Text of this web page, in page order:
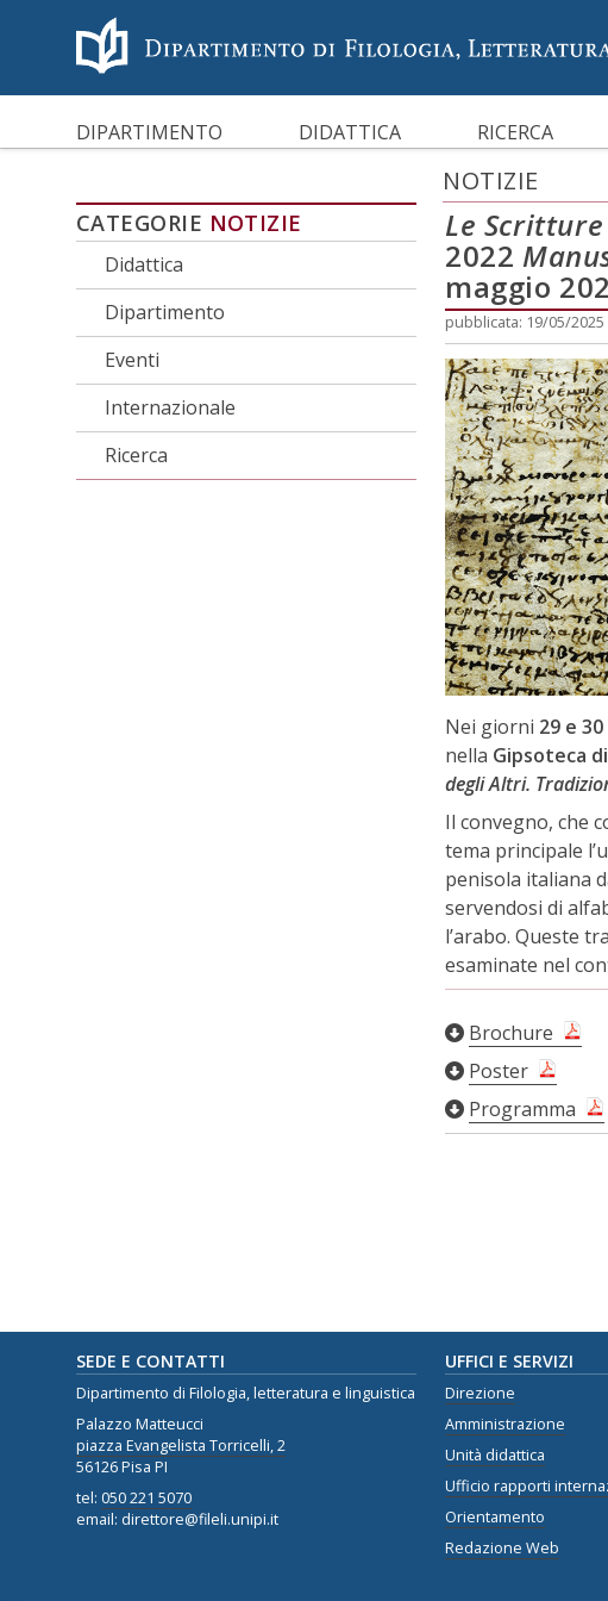
Menù accessibilità
to main menu
to content
DIPARTIMENTO DIDATTICA RICERCA
NOTIZIE
CATEGORIE NOTIZIE
Didattica
Dipartimento
Eventi
Internazionale
Ricerca
Le
2022
maggio
pubblicata: 19/05/2025
Nei giorni 29 e
nella Gipsoteca
degli Altri.
Il convegno, che
tema principale
penisola italiana
servendosi di
l’arabo. Queste
esaminate nel
Brochure
Poster
Programma
SEDE E CONTATTI
Dipartimento di Filologia, letteratura e linguistica
Palazzo Matteucci
piazza Evangelista Torricelli, 2
56126 Pisa PI
tel: 050 221 5070
email: direttore@fileli.unipi.it
UFFICI E SERVIZI
Direzione
Amministrazione
Unità didattica
Ufficio rapporti
Orientamento
Redazione Web